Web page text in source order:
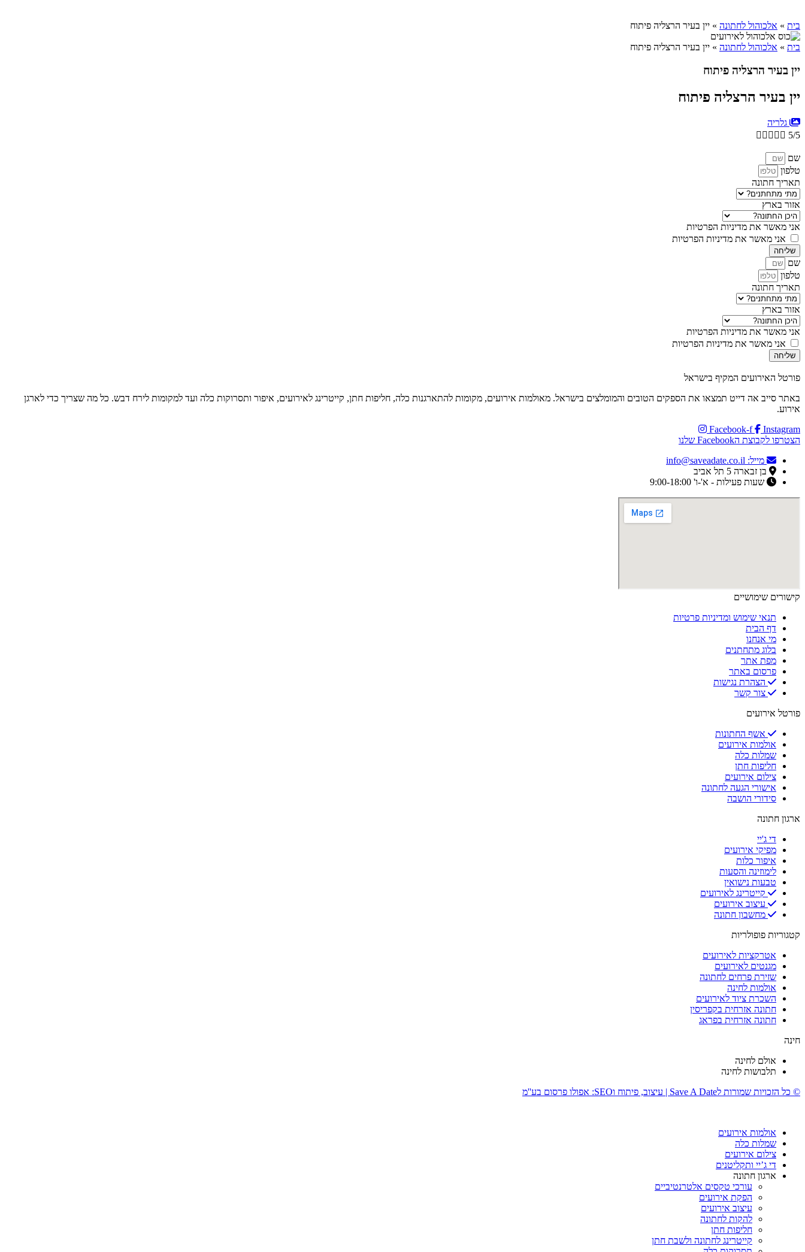
בית » אלכוהול לחתונה » יין בעיר הרצליה פיתוח
בית » אלכוהול לחתונה » יין בעיר הרצליה פיתוח
יין בעיר הרצליה פיתוח
יין בעיר הרצליה פיתוח
גלריה
     5/5
שם
טלפון
תאריך חתונה
אזור בארץ
אני מאשר את מדיניות הפרטיות
אני מאשר את מדיניות הפרטיות
שליחה
שם
טלפון
תאריך חתונה
אזור בארץ
אני מאשר את מדיניות הפרטיות
אני מאשר את מדיניות הפרטיות
שליחה
פורטל האירועים המקיף בישראל
באתר סייב אה דייט תמצאו את הספקים הטובים והמומלצים בישראל. מאולמות אירועים, מקומות להתארגנות כלה, חליפות חתן, קייטרינג לאירועים, איפור ותסרוקות כלה ועד למקומות לירח דבש. כל מה שצריך כדי לארגן
אירוע.
Facebook-f
Instagram
הצטרפו לקבוצת הFacebook שלנו
מייל: info@saveadate.co.il
בן זבארה 5 תל אביב
שעות פעילות - א'-ו' 9:00-18:00
קישורים שימושיים
תנאי שימוש ומדיניות פרטיות
דף הבית
מי אנחנו
בלוג מתחתנים
מפת אתר
פרסום באתר
הצהרת נגישות
צור קשר
פורטל אירועים
אשף החתונות
אולמות אירועים
שמלות כלה
חליפות חתן
צילום אירועים
אישורי הגעה לחתונה
סידורי הושבה
ארגון חתונה
די ג'יי
מפיקי אירועים
איפור כלות
לימוזינה והסעות
טבעות נישואין
קייטרינג לאירועים
עיצוב אירועים
מחשבון חתונה
קטגוריות פופולריות
אטרקציות לאירועים
מגנטים לאירועים
שזירת פרחים לחתונה
אולמות לחינה
השכרת ציוד לאירועים
חתונה אזרחית בקפריסין
חתונה אזרחית בפראג
חינה
אולם לחינה
תלבושות לחינה
© כל הזכויות שמורות לSave A Date | עיצוב, פיתוח וSEO: אפולו פרסום בע''מ
אולמות אירועים
שמלות כלה
צילום אירועים
די ג’יי ותקליטנים
ארגון חתונה
עורכי טקסים אלטרנטיביים
הפקת אירועים
עיצוב אירועים
להקות לחתונה
חליפות חתן
קייטרינג לחתונה ולשבת חתן